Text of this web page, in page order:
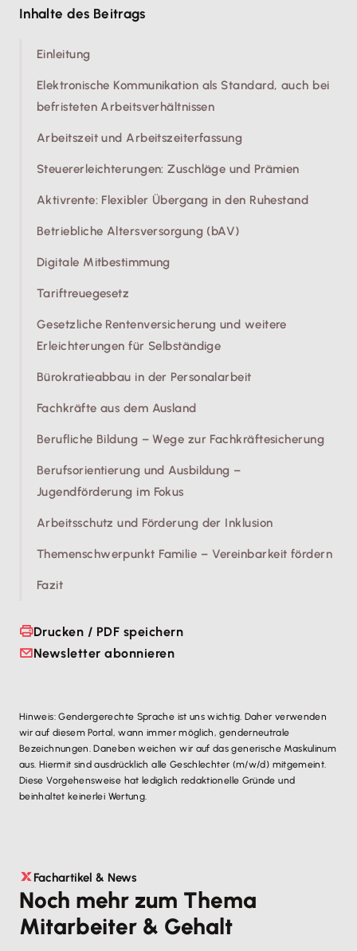
Inhalte des Beitrags
Einleitung
Elektronische Kommunikation als Standard, auch bei
befristeten Arbeitsverhältnissen
Arbeitszeit und Arbeitszeiterfassung
Steuererleichterungen: Zuschläge und Prämien
Aktivrente: Flexibler Übergang in den Ruhestand
Betriebliche Altersversorgung (bAV)
Digitale Mitbestimmung
Tariftreuegesetz
Gesetzliche Rentenversicherung und weitere
Erleichterungen für Selbständige
Bürokratieabbau in der Personalarbeit
Fachkräfte aus dem Ausland
Berufliche Bildung – Wege zur Fachkräftesicherung
Berufsorientierung und Ausbildung –
Jugendförderung im Fokus
Arbeitsschutz und Förderung der Inklusion
Themenschwerpunkt Familie – Vereinbarkeit fördern
Fazit
Drucken / PDF speichern
Newsletter abonnieren
Hinweis: Gendergerechte Sprache ist uns wichtig. Daher verwenden
wir auf diesem Portal, wann immer möglich, genderneutrale
Bezeichnungen. Daneben weichen wir auf das generische Maskulinum
aus. Hiermit sind ausdrücklich alle Geschlechter (m/w/d) mitgemeint.
Diese Vorgehensweise hat lediglich redaktionelle Gründe und
beinhaltet keinerlei Wertung.
Fachartikel & News
Noch mehr zum Thema
Mitarbeiter & Gehalt